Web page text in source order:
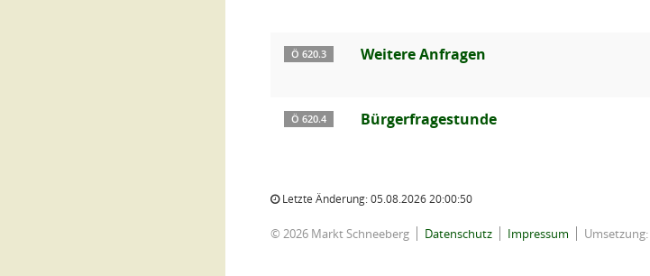
Ö 620.3 Weitere Anfragen
Ö 620.4 Bürgerfragestunde
Letzte Änderung: 05.08.2026 20:00:50
© 2026 Markt Schneeberg Datenschutz Impressum Umsetzung: